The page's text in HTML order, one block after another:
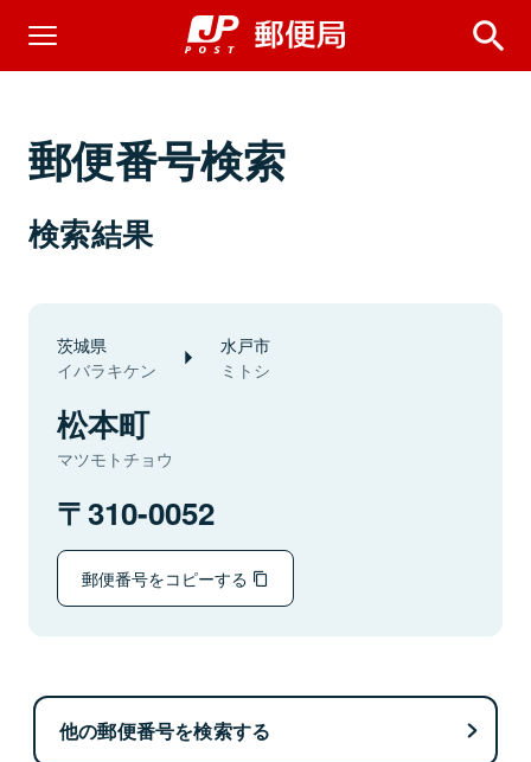
郵便番号検索
検索結果
茨城県
イバラキケン
水戸市
ミトシ
松本町
マツモトチョウ
310-0052
郵便番号をコピーする
他の郵便番号を検索する